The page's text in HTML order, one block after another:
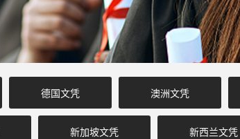
德国文凭 澳洲文凭
新加坡文凭 新西兰文凭